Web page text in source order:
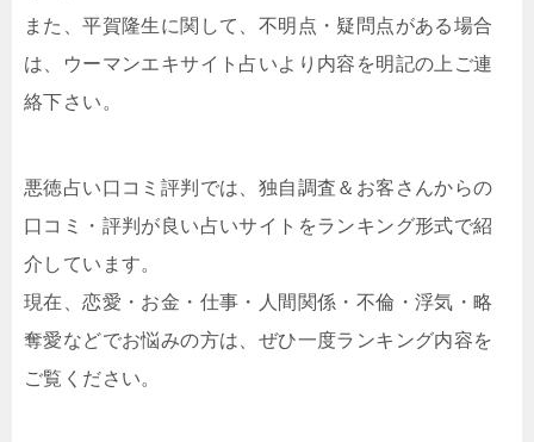
また、平賀隆生に関して、不明点・疑問点がある場合
は、ウーマンエキサイト占いより内容を明記の上ご連
絡下さい。
悪徳占い口コミ評判では、独自調査＆お客さんからの
口コミ・評判が良い占いサイトをランキング形式で紹
介しています。
現在、恋愛・お金・仕事・人間関係・不倫・浮気・略
奪愛などでお悩みの方は、ぜひ一度ランキング内容を
ご覧ください。